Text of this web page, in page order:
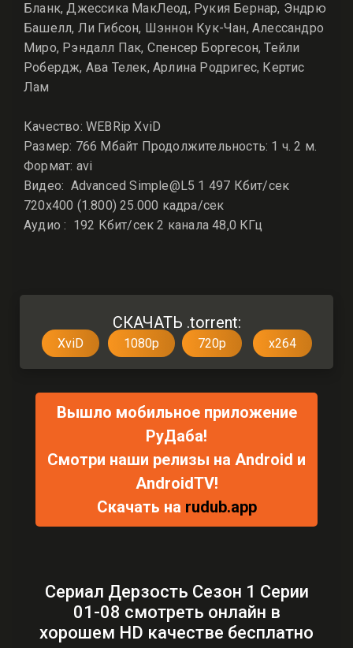
Бланк, Джессика МакЛеод, Рукия Бернар, Эндрю
Башелл, Ли Гибсон, Шэннон Кук-Чан, Алессандро
Миро, Рэндалл Пак, Спенсер Боргесон, Тейли
Робердж, Ава Телек, Арлина Родригес, Кертис
Лам
Качество: WEBRip XviD
Размер: 766 Мбайт Продолжительность: 1 ч. 2 м.
Формат: avi
Видео: Advanced Simple@L5 1 497 Кбит/сек
720x400 (1.800) 25.000 кадра/сек
Аудио : 192 Кбит/сек 2 канала 48,0 КГц
СКАЧАТЬ .torrent:
XviD 1080p 720p x264
Вышло мобильное приложение
РуДаба!
Смотри наши релизы на Android и
AndroidTV!
Скачать на rudub.app
Сериал Дерзость Сезон 1 Серии
01-08 смотреть онлайн в
хорошем HD качестве бесплатно